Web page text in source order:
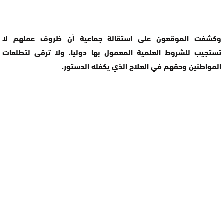
وكشفت الموقعون على استقالة جماعية أن ظروف عملهم لا
تستجيب للشروط العلمية المعمول بها دوليا، ولا ترقى لتطلعات
المواطنين وحقهم في العلاج الذي يكفله الدستور.